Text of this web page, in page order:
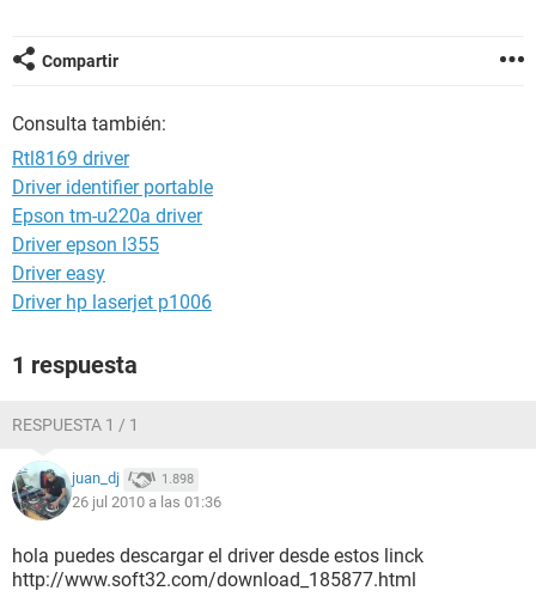
Compartir
Consulta también:
Rtl8169 driver
Driver identifier portable
Epson tm-u220a driver
Driver epson l355
Driver easy
Driver hp laserjet p1006
1 respuesta
RESPUESTA 1 / 1
juan_dj 1.898
26 jul 2010 a las 01:36
hola puedes descargar el driver desde estos linck
http://www.soft32.com/download_185877.html